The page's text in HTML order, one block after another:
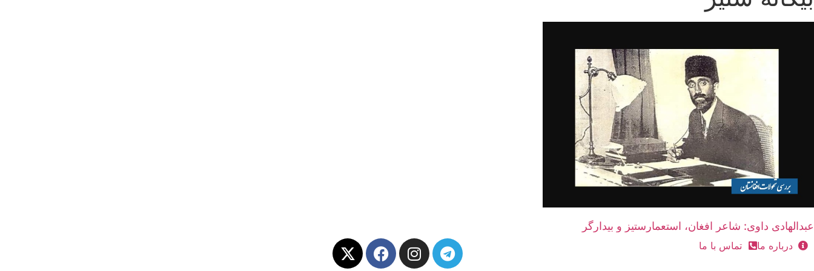
عبدالهادی داوی: شاعر افغان، استعمارستیز و بیدارگر
درباره ما تماس با ما